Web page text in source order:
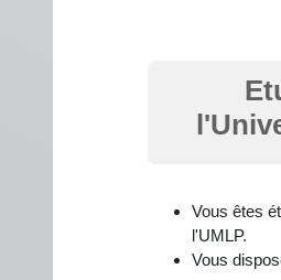
Vous êtes
l'UMLP.
Vous